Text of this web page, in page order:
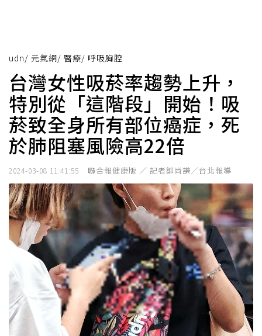
udn/ 元氣網/ 醫療/ 呼吸胸腔
台灣女性吸菸率趨勢上升，
特別從「這階段」開始！吸
菸致全身所有部位癌症，死
於肺阻塞風險高22倍
2024-03-08 11:41:55 聯合報健康版 ／ 記者鄒尚謙／台北報導